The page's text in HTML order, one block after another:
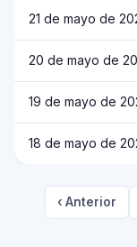
21 de mayo de
20 de mayo de
19 de mayo de
18 de mayo de
‹ Anterior